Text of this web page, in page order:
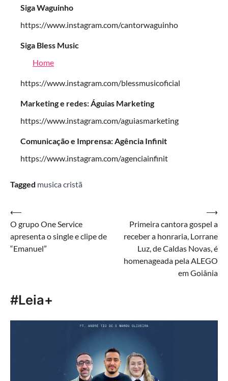
Siga Waguinho
https://www.instagram.com/cantorwaguinho
Siga Bless Music
Home
https://www.instagram.com/blessmusicoficial
Marketing e redes: Águias Marketing
https://www.instagram.com/aguiasmarketing
Comunicação e Imprensa: Agência Infinit
https://www.instagram.com/agenciainfinit
Tagged musica cristã
Navegação
de
Post
⟵
O grupo One Service
apresenta o single e clipe de
“Emanuel”
Primeira cantora gospel a
receber a honraria, Lorrane
Luz, de Caldas Novas, é
homenageada pela ALEGO
em Goiânia
⟶
#Leia+